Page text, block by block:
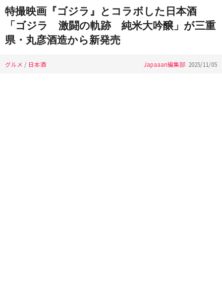
特撮映画『ゴジラ』とコラボした日本酒
「ゴジラ 激闘の軌跡 純米大吟醸」が三重
県・丸彦酒造から新発売
グルメ / 日本酒 Japaaan編集部 2025/11/05